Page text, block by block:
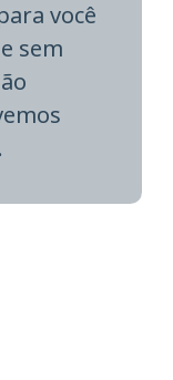
você
sem